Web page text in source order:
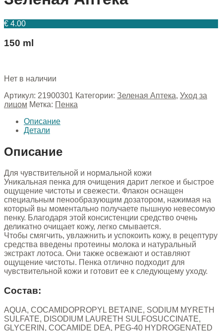
€ 4.00
150 ml
Нет в наличии
Артикул: 21900301 Категории: Зеленая Аптека, Уход за
лицом Метка: Пенка
Описание
Детали
Описание
Для чувствительной и нормальной кожи
Уникальная пенка для очищения дарит легкое и быстрое
ощущение чистоты и свежести. Флакон оснащен
специальным пенообразующим дозатором, нажимая на
который вы моментально получаете пышную невесомую
пенку. Благодаря этой консистенции средство очень
деликатно очищает кожу, легко смывается.
Чтобы смягчить, увлажнить и успокоить кожу, в рецептуру
средства введены протеины молока и натуральный
экстракт лотоса. Они также освежают и оставляют
ощущение чистоты. Пенка отлично подходит для
чувствительной кожи и готовит ее к следующему уходу.
Состав:
AQUA, COCAMIDOPROPYL BETAINE, SODIUM MYRETH
SULFATE, DISODIUM LAURETH SULFOSUCCINATE,
GLYCERIN, COCAMIDE DEA, PEG-40 HYDROGENATED